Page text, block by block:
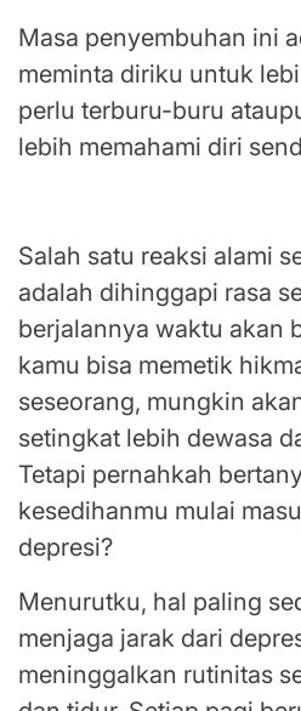
Masa penyembuhan ini
meminta diriku untuk
perlu terburu-buru
lebih memahami diri
Salah satu reaksi alami
adalah dihinggapi rasa
berjalannya waktu akan
kamu bisa memetik
seseorang, mungkin
setingkat lebih dewasa
Tetapi pernahkah
kesedihanmu mulai
depresi?
Menurutku, hal paling
menjaga jarak dari
meninggalkan rutinitas